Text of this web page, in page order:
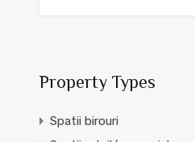
Property Types
Spatii birouri